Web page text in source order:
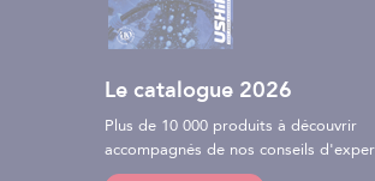
Le catalogue 2026
Plus de 10 000 produits à découvrir
accompagnés de nos conseils